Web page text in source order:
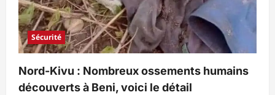
Sécurité
Nord-Kivu : Nombreux ossements humains
découverts à Beni, voici le détail